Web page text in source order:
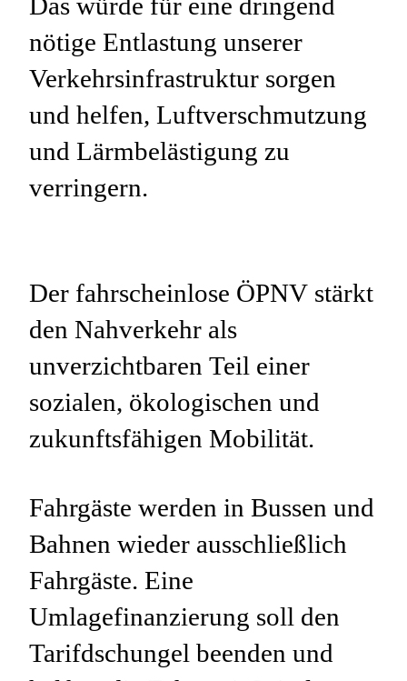
nötige Entlastung unserer
Verkehrsinfrastruktur sorgen
und helfen, Luftverschmutzung
und Lärmbelästigung zu
verringern.
Der fahrscheinlose ÖPNV stärkt
den Nahverkehr als
unverzichtbaren Teil einer
sozialen, ökologischen und
zukunftsfähigen Mobilität.
Fahrgäste werden in Bussen und
Bahnen wieder ausschließlich
Fahrgäste. Eine
Umlagefinanzierung soll den
Tarifdschungel beenden und